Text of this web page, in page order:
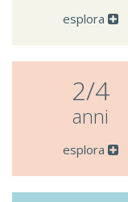
esplora
2/4
anni
esplora